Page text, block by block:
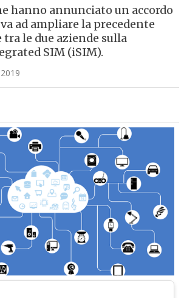
hanno annunciato un accordo
ad ampliare la precedente
le due aziende sulla
SIM (iSIM).